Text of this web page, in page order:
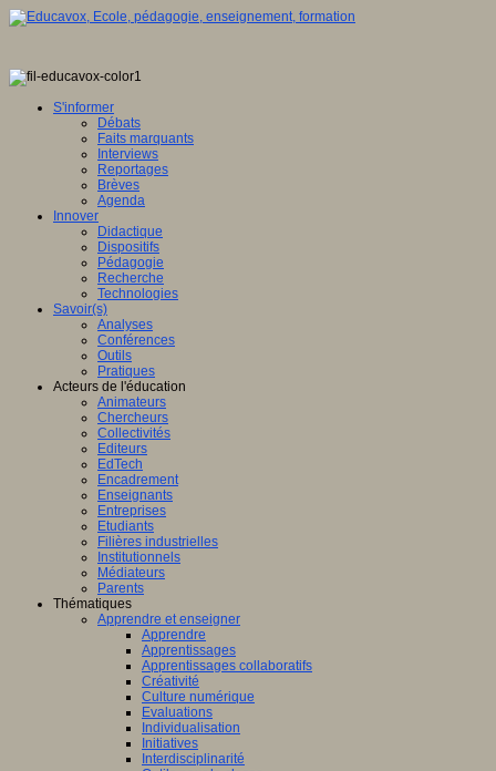
S'informer
Débats
Faits marquants
Interviews
Reportages
Brèves
Agenda
Innover
Didactique
Dispositifs
Pédagogie
Recherche
Technologies
Savoir(s)
Analyses
Conférences
Outils
Pratiques
Acteurs de l'éducation
Animateurs
Chercheurs
Collectivités
Editeurs
EdTech
Encadrement
Enseignants
Entreprises
Etudiants
Filières industrielles
Institutionnels
Médiateurs
Parents
Thématiques
Apprendre et enseigner
Apprendre
Apprentissages
Apprentissages collaboratifs
Créativité
Culture numérique
Evaluations
Individualisation
Initiatives
Interdisciplinarité